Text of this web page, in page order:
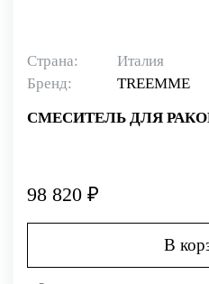
Страна:
Италия
Бренд:
TREEMME
СМЕСИТЕЛЬ ДЛЯ
98 820 ₽
В